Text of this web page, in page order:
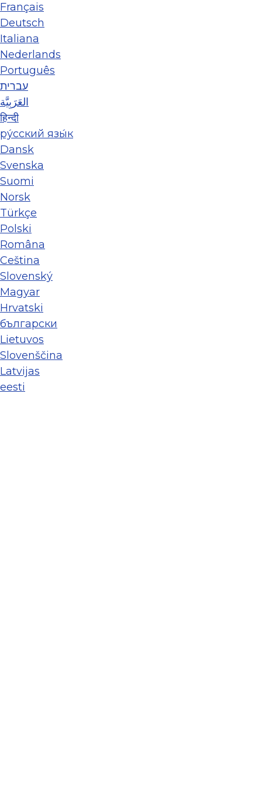
Français
Deutsch
Italiana
Nederlands
Português
עברית
العَرَبِيَّة
हिन्दी
ру́сский язы́к
Dansk
Svenska
Suomi
Norsk
Türkçe
Polski
Româna
Ceština
Slovenský
Magyar
Hrvatski
български
Lietuvos
Slovenščina
Latvijas
eesti